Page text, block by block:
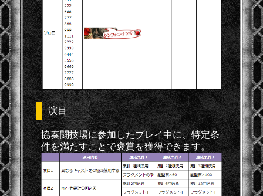
演目
協奏闘技場に参加したプレイ中に、特定条
件を満たすことで褒賞を獲得できます。